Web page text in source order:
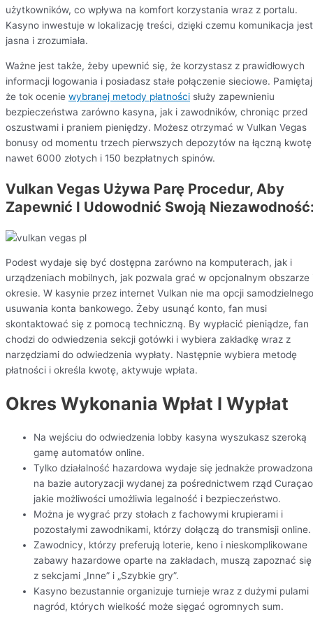
użytkowników, co wpływa na komfort korzystania wraz z portalu.
Kasyno inwestuje w lokalizację treści, dzięki czemu komunikacja jest
jasna i zrozumiała.
Ważne jest także, żeby upewnić się, że korzystasz z prawidłowych
informacji logowania i posiadasz stałe połączenie sieciowe.
że tok ocenie wybranej metody płatności służy zapewnieniu
bezpieczeństwa zarówno kasyna, jak i zawodników, chroniąc przed
oszustwami i praniem pieniędzy. Możesz otrzymać w Vulkan Vegas
bonusy od momentu trzech pierwszych depozytów na łączną kwotę
nawet 6000 złotych i 150 bezpłatnych spinów.
Vulkan Vegas Używa Parę Procedur, Aby
Zapewnić I Udowodnić Swoją
Podest wydaje się być dostępna zarówno na komputerach, jak i
urządzeniach mobilnych, jak pozwala grać w opcjonalnym obszarze
okresie. W kasynie przez internet Vulkan nie ma opcji samodzielnego
usuwania konta bankowego. Żeby usunąć konto, fan musi
skontaktować się z pomocą techniczną. By wypłacić pieniądze, fan
chodzi do odwiedzenia sekcji gotówki i wybiera zakładkę wraz z
narzędziami do odwiedzenia wypłaty. Następnie wybiera metodę
płatności i określa kwotę, aktywuje wpłata.
Okres Wykonania Wpłat I Wypłat
Na wejściu do odwiedzenia lobby kasyna wyszukasz szeroką
gamę automatów online.
Tylko działalność hazardowa wydaje się jednakże prowadzona
na bazie autoryzacji wydanej za pośrednictwem rząd
jakie możliwości umożliwia legalność i bezpieczeństwo.
Można je wygrać przy stołach z fachowymi krupierami i
pozostałymi zawodnikami, którzy dołączą do transmisji online.
Zawodnicy, którzy preferują loterie, keno i nieskomplikowane
zabawy hazardowe oparte na zakładach, muszą zapoznać się
z sekcjami „Inne” i „Szybkie gry”.
Kasyno bezustannie organizuje turnieje wraz z dużymi pulami
nagród, których wielkość może sięgać ogromnych sum.